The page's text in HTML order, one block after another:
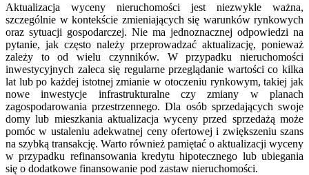
Aktualizacja wyceny nieruchomości jest niezwykle ważna,
szczególnie w kontekście zmieniających się warunków rynkowych
oraz sytuacji gospodarczej. Nie ma jednoznacznej odpowiedzi na
pytanie, jak często należy przeprowadzać aktualizację, ponieważ
zależy to od wielu czynników. W przypadku nieruchomości
inwestycyjnych zaleca się regularne przeglądanie wartości co kilka
lat lub po każdej istotnej zmianie w otoczeniu rynkowym, takiej jak
nowe inwestycje infrastrukturalne czy zmiany w planach
zagospodarowania przestrzennego. Dla osób sprzedających swoje
domy lub mieszkania aktualizacja wyceny przed sprzedażą może
pomóc w ustaleniu adekwatnej ceny ofertowej i zwiększeniu szans
na szybką transakcję. Warto również pamiętać o aktualizacji wyceny
w przypadku refinansowania kredytu hipotecznego lub ubiegania
się o dodatkowe finansowanie pod zastaw nieruchomości.